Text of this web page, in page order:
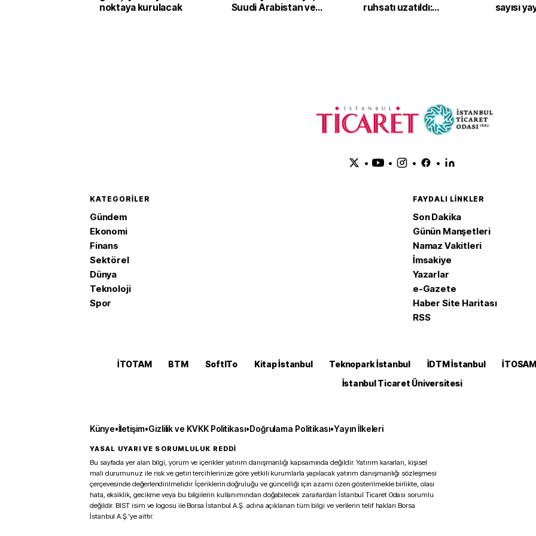
noktaya kurulacak
Suudi Arabistan ve
ruhsatı uzatıldı:
sayısı
• • • •
KATEGORILER
Gündem
Ekonomi
Finans
Sektörel
Dünya
Teknoloji
Spor
FAYDALI LINKLER
Son Dakika
Günün Manşetleri
Namaz Vakitleri
İmsakiye
Yazarlar
e-Gazete
Haber Site Haritası
RSS
İTOTAM BTM SoftITo Kitap İstanbul Teknopark İstanbul İDTM İstanbul İTOSAM
İstanbul Ticaret Üniversitesi
Künye•İletişim•Gizlilik ve KVKK Politikası•Doğrulama Politikası•Yayın İlkeleri
YASAL UYARI VE SORUMLULUK REDDİ
Bu sayfada yer alan bilgi, yorum ve içerikler yatırım danışmanlığı kapsamında değildir. Yatırım kararları, kişisel
mali durumunuz ile risk ve getiri tercihlerinize göre yetkili kurumlarla yapılacak yatırım danışmanlığı sözleşmesi
çerçevesinde değerlendirilmelidir. İçeriklerin doğruluğu ve güncelliği için azami özen gösterilmekle birlikte, olası
hata, eksiklik, gecikme veya bu bilgilerin kullanımından doğabilecek zararlardan İstanbul Ticaret Odası sorumlu
değildir. BIST isim ve logosu ile Borsa İstanbul A.Ş. adına açıklanan tüm bilgi ve verilerin telif hakları Borsa
İstanbul A.Ş.’ye aittir.